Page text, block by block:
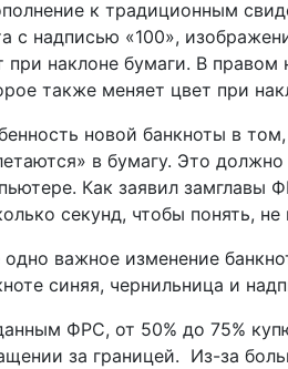
к традиционным
с надписью «100»,
при наклоне бумаги. В
также меняет цвет при
новой банкноты в
в бумагу. Это
Как заявил замглавы
секунд, чтобы понять,
важное изменение
синяя, чернильница и
ФРС, от 50% до 75%
за границей. Из-за